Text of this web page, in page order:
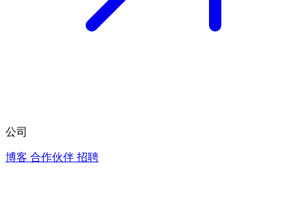
公司
博客 合作伙伴 招聘